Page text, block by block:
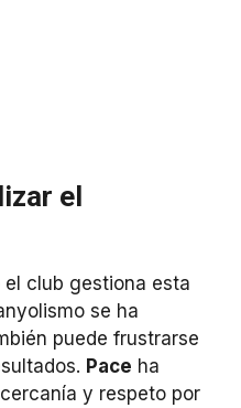
el
club gestiona esta
se ha
puede frustrarse
Pace ha
y respeto por